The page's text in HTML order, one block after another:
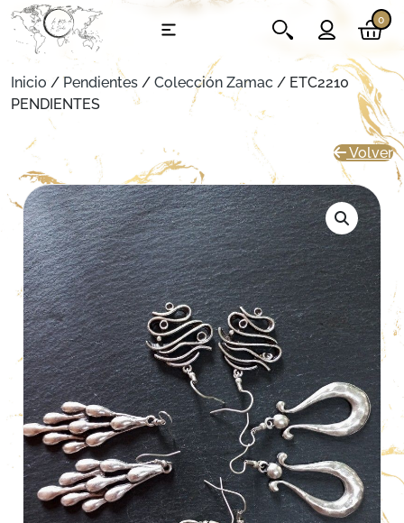
0
Inicio / Pendientes / Colección Zamac / ETC2210
PENDIENTES
Volver